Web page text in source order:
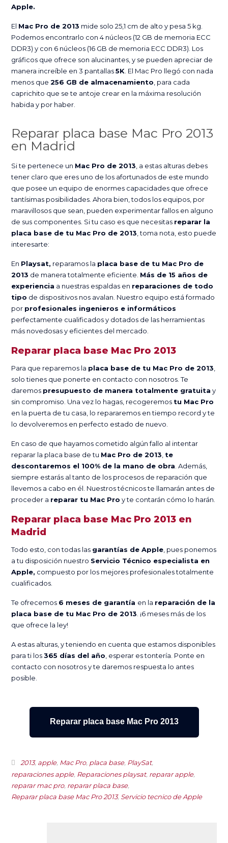
Apple.
El Mac Pro de 2013 mide solo 25,1 cm de alto y pesa 5 kg.
Podemos encontrarlo con 4 núcleos (12 GB de memoria ECC
DDR3) y con 6 núcleos (16 GB de memoria ECC DDR3). Los
gráficos que ofrece son alucinantes, y se pueden apreciar de
manera increíble en 3 pantallas5K . El Mac Pro llegó con nada
menos que256 GB de almacenamiento , para cada
caprichito que se te antoje crear en la máxima resolución
habida y por haber.
Reparar placa base Mac Pro 2013
en Madrid
Si te pertenece un Mac Pro de 2013 , a estas alturas debes
tener claro que eres uno de los afortunados de este mundo
que posee un equipo de enormes capacidades que ofrece
tantísimas posibilidades. Ahora bien, todos los equipos, por
maravillosos que sean, pueden experimentar fallos en alguno
de sus componentes. Si tu caso es que necesitas reparar la
placa base de tu Mac Pro de 2013 , toma nota, esto puede
interesarte:
En Playsat, reparamos la placa base de tu Mac Pro de
2013 de manera totalmente eficiente. Más de 15 años de
experiencia a nuestras espaldas en reparaciones de todo
tipo de dispositivos nos avalan. Nuestro equipo está formado
por profesionales ingenieros e informáticos
perfectamente cualificados y dotados de las herramientas
más novedosas y eficientes del mercado.
Reparar placa base Mac Pro 2013
Para que reparemos la placa base de tu Mac Pro de 2013
solo tienes que ponerte en contacto con nosotros. Te
daremos presupuesto de manera totalmente gratuita y
sin compromiso. Una vez lo hagas, recogeremos tu Mac Pro
en la puerta de tu casa, lo repararemos en tiempo record y te
lo devolveremos en perfecto estado de nuevo.
En caso de que hayamos cometido algún fallo al intentar
reparar la placa base de tu Mac Pro de 2013 te
descontaremos el 100% de la mano de obra . Además,
siempre estarás al tanto de los procesos de reparación que
llevemos a cabo en él. Nuestros técnicos te llamarán antes de
proceder a reparar tu Mac Pro y te contarán cómo lo harán.
Reparar placa base Mac Pro 2013 en
Madrid
Todo esto, con todas las garantías de Apple , pues ponemos
a tu disposición nuestro Servicio Técnico especialista en
Apple, compuesto por los mejores profesionales totalmente
cualificados.
Te ofrecemos 6 meses de garantía en la reparación de la
placa base de tu Mac Pro de 2013 . ¡6 meses más de los
que ofrece la ley!
A estas alturas, y teniendo en cuenta que estamos disponibles
para ti los365 días del año , esperar es tontería. Ponte en
contacto con nosotros y te daremos respuesta lo antes
posible.
Reparar placa base Mac Pro 2013
2013, apple, Mac Pro, placa base, PlaySat,
reparaciones apple, Reparaciones playsat, reparar apple,
reparar mac pro, reparar placa base,
Reparar placa base Mac Pro 2013, Servicio tecnico de Apple